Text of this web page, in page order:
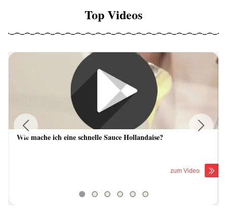
Top Videos
Wie mache ich eine schnelle Sauce Hollandaise?
zum Video
Previous